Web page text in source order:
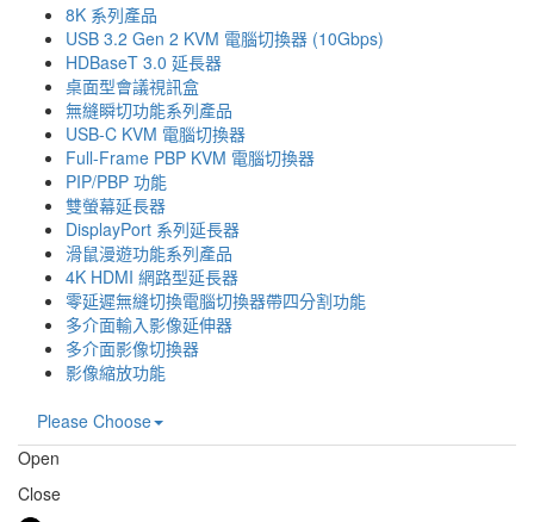
8K 系列產品
USB 3.2 Gen 2 KVM 電腦切換器 (10Gbps)
HDBaseT 3.0 延長器
桌面型會議視訊盒
無縫瞬切功能系列產品
USB-C KVM 電腦切換器
Full-Frame PBP KVM 電腦切換器
PIP/PBP 功能
雙螢幕延長器
DisplayPort 系列延長器
滑鼠漫遊功能系列產品
4K HDMI 網路型延長器
零延遲無縫切換電腦切換器帶四分割功能
多介面輸入影像延伸器
多介面影像切換器
影像縮放功能
Please Choose
Open
Close